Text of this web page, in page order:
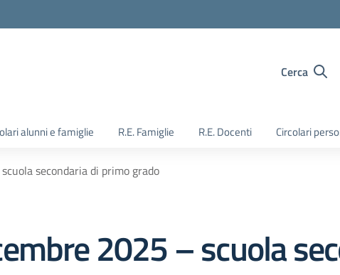
Cerca
alunni e famiglie R.E. Famiglie R.E. Docenti Circolari
secondaria di primo grado
2025 – scuola